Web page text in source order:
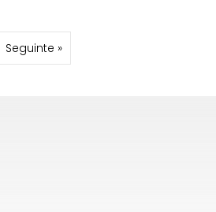
Seguinte »